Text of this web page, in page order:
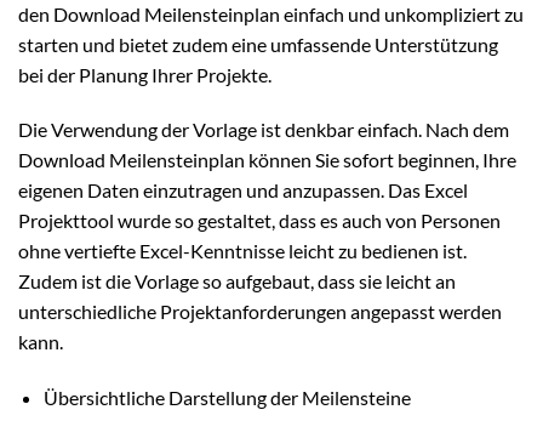
den Download Meilensteinplan einfach und unkompliziert zu
starten und bietet zudem eine umfassende Unterstützung
bei der Planung Ihrer Projekte.
Die Verwendung der Vorlage ist denkbar einfach. Nach dem
Download Meilensteinplan können Sie sofort beginnen, Ihre
eigenen Daten einzutragen und anzupassen. Das Excel
Projekttool wurde so gestaltet, dass es auch von Personen
ohne vertiefte Excel-Kenntnisse leicht zu bedienen ist.
Zudem ist die Vorlage so aufgebaut, dass sie leicht an
unterschiedliche Projektanforderungen angepasst werden
kann.
Übersichtliche Darstellung der Meilensteine